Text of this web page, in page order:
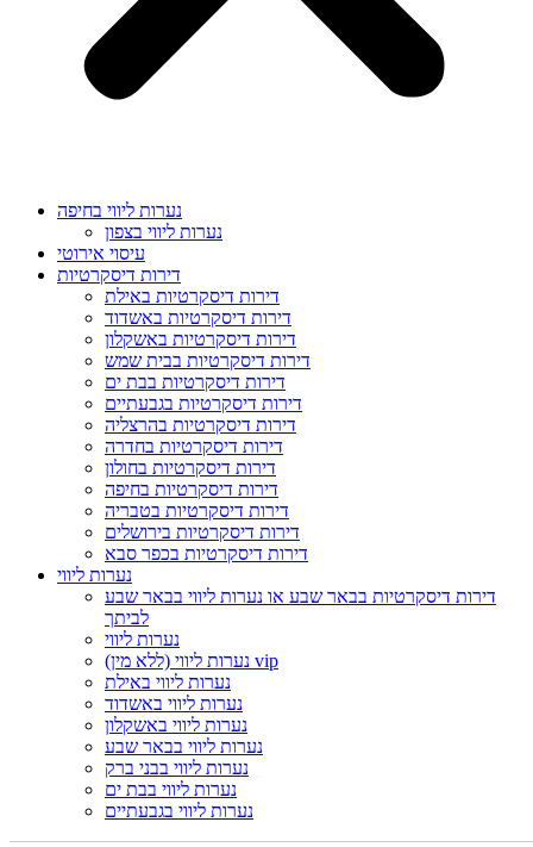
נערות ליווי בחיפה
נערות ליווי בצפון
עיסוי אירוטי
דירות דיסקרטיות
דירות דיסקרטיות באילת
דירות דיסקרטיות באשדוד
דירות דיסקרטיות באשקלון
דירות דיסקרטיות בבית שמש
דירות דיסקרטיות בבת ים
דירות דיסקרטיות בגבעתיים
דירות דיסקרטיות בהרצליה
דירות דיסקרטיות בחדרה
דירות דיסקרטיות בחולון
דירות דיסקרטיות בחיפה
דירות דיסקרטיות בטבריה
דירות דיסקרטיות בירושלים
דירות דיסקרטיות בכפר סבא
נערות ליווי
דירות דיסקרטיות בבאר שבע או נערות ליווי בבאר שבע
לביתך
נערות ליווי
נערות ליווי (ללא מין) vip
נערות ליווי באילת
נערות ליווי באשדוד
נערות ליווי באשקלון
נערות ליווי בבאר שבע
נערות ליווי בבני ברק
נערות ליווי בבת ים
נערות ליווי בגבעתיים